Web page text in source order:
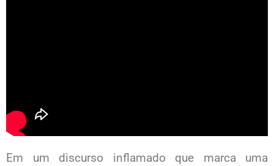
Em um discurso inflamado que marca uma